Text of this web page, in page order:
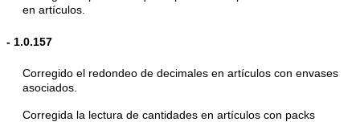
en artículos.
- 1.0.157
Corregido el redondeo de decimales en artículos con envases
asociados.
Corregida la lectura de cantidades en artículos con packs